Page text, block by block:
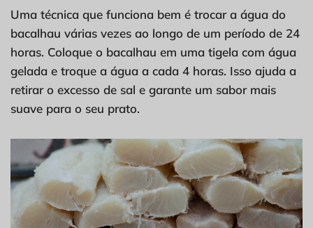
Uma técnica que funciona bem é trocar a água do
bacalhau várias vezes ao longo de um período de 24
horas. Coloque o bacalhau em uma tigela com água
gelada e troque a água a cada 4 horas. Isso ajuda a
retirar o excesso de sal e garante um sabor mais
suave para o seu prato.